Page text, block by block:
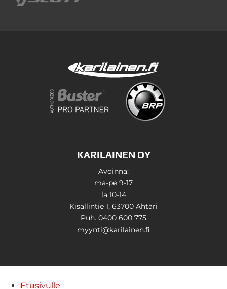
KARILAINEN OY
Avoinna:
ma-pe 9-17
la 10-14
Kisällintie 1, 63700 Ähtäri
Puh. 0400 600 775
myynti@karilainen.fi
Etusivulle